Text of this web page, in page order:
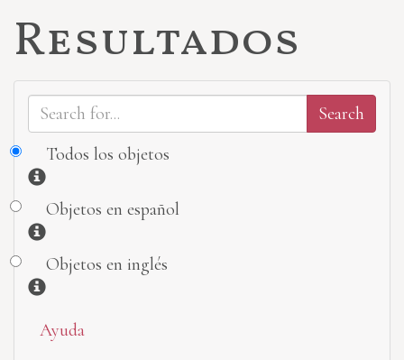
Resultados
Todos los objetos
Información
Objetos en español
Información
Objetos en inglés
Información
Ayuda